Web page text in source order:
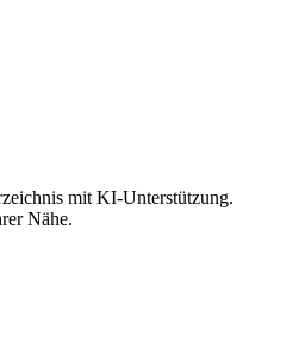
mit KI-Unterstützung.
Nähe.